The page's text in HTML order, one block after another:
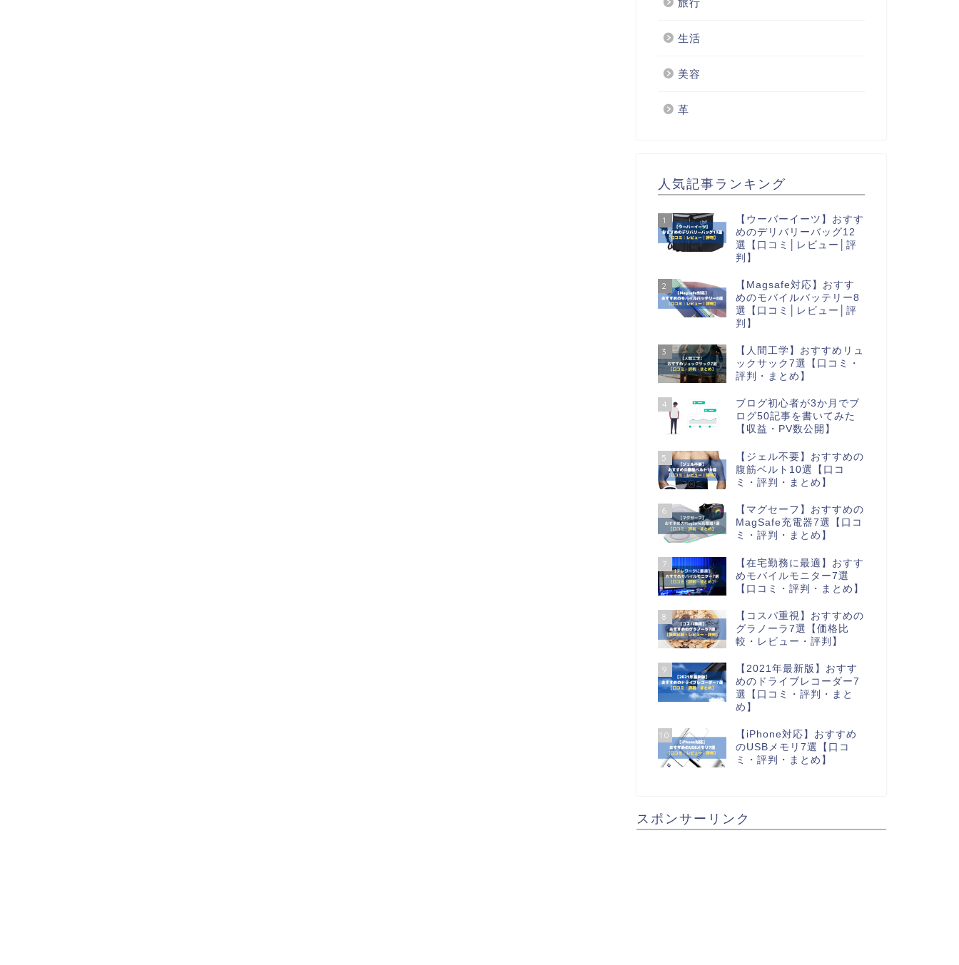
旅行
生活
美容
革
人気記事ランキング
1
【ウーバーイーツ】おすす
めのデリバリーバッグ12
選【口コミ│レビュー│評
判】
2
【Magsafe対応】おすす
めのモバイルバッテリー8
選【口コミ│レビュー│評
判】
3
【人間工学】おすすめリュ
ックサック7選【口コミ・
評判・まとめ】
4
ブログ初心者が3か月でブ
ログ50記事を書いてみた
【収益・PV数公開】
5
【ジェル不要】おすすめの
腹筋ベルト10選【口コ
ミ・評判・まとめ】
6
【マグセーフ】おすすめの
MagSafe充電器7選【口コ
ミ・評判・まとめ】
7
【在宅勤務に最適】おすす
めモバイルモニター7選
【口コミ・評判・まとめ】
8
【コスパ重視】おすすめの
グラノーラ7選【価格比
較・レビュー・評判】
9
【2021年最新版】おすす
めのドライブレコーダー7
選【口コミ・評判・まと
め】
10
【iPhone対応】おすすめ
のUSBメモリ7選【口コ
ミ・評判・まとめ】
スポンサーリンク